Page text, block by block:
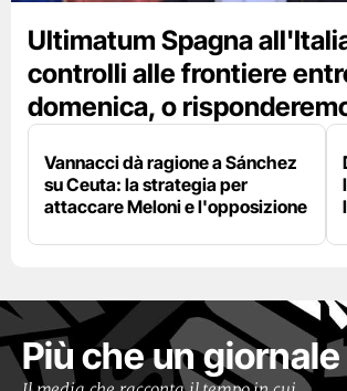
Ultimatum Spagna
controlli alle frontiere
domenica, o
Vannacci dà ragione a Sánchez
su Ceuta: la strategia per
attaccare Meloni e l'opposizione
Più che un giornale